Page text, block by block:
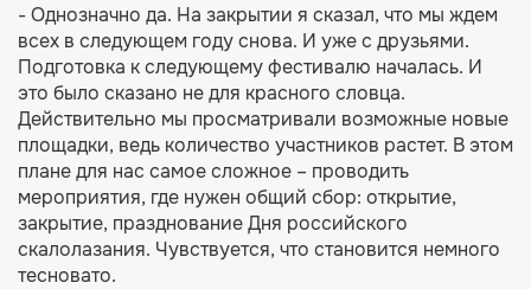
- Однозначно да. На закрытии я сказал, что мы ждем
всех в следующем году снова. И уже с друзьями.
Подготовка к следующему фестивалю началась. И
это было сказано не для красного словца.
Действительно мы просматривали возможные новые
площадки, ведь количество участников растет. В этом
плане для нас самое сложное – проводить
мероприятия, где нужен общий сбор: открытие,
закрытие, празднование Дня российского
скалолазания. Чувствуется, что становится немного
тесновато.